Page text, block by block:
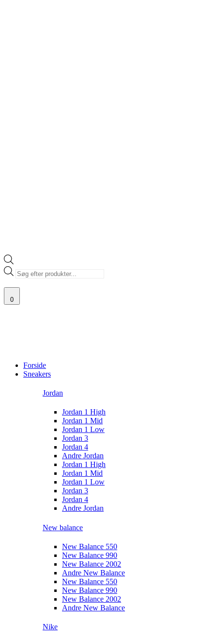
Products
search
0
Forside
Sneakers
Jordan
Jordan 1 High
Jordan 1 Mid
Jordan 1 Low
Jordan 3
Jordan 4
Andre Jordan
Jordan 1 High
Jordan 1 Mid
Jordan 1 Low
Jordan 3
Jordan 4
Andre Jordan
New balance
New Balance 550
New Balance 990
New Balance 2002
Andre New Balance
New Balance 550
New Balance 990
New Balance 2002
Andre New Balance
Nike